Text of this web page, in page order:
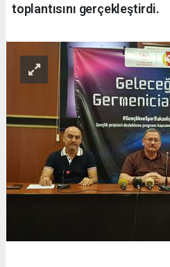
toplantısını gerçekleştirdi.